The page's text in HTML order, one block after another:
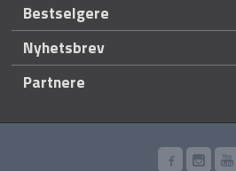
Bestselgere
Nyhetsbrev
Partnere